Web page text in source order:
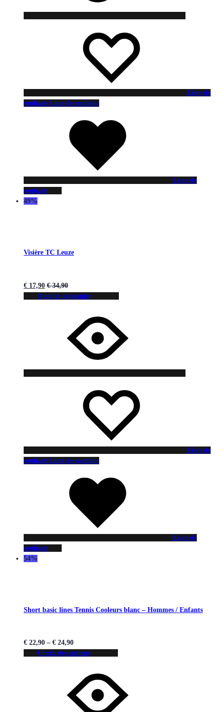
Liste de
souhaits Liste de souhaits
Liste de
souhaits
49%
Visière TC Leuze
€ 17,90 €34,90
Ajouter au panier
Liste de
souhaits Liste de souhaits
Liste de
souhaits
54%
Short basic lines Tennis Cooleurs blanc – Hommes / Enfants
€ 22,90 – € 24,90
Choix des options